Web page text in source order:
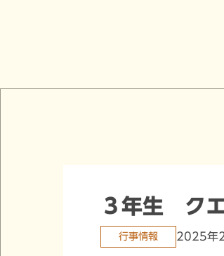
３年生 ク
行事情報 2025年